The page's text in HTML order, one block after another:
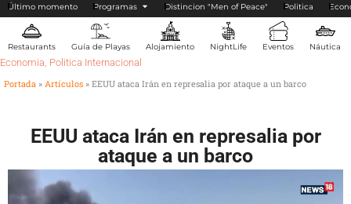
Último momento Programas Distincion "Men of Peace" Politica
Restaurants Guía de Playas Alojamiento NightLife Eventos Náutica
Economia, Politica Internacional
Portada » Artículos » EEUU ataca Irán en represalia por ataque a un barco
EEUU ataca Irán en represalia por
ataque a un barco